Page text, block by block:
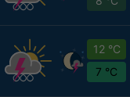
12 °C
7 °C